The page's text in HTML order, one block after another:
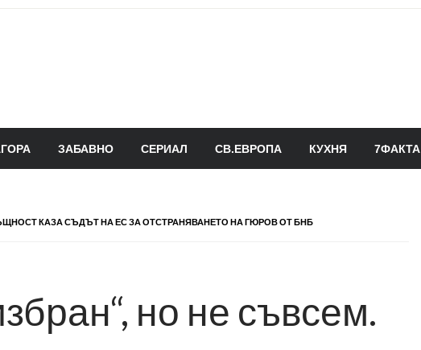
ЗАБАВНО СЕРИАЛ СВ.ЕВРОПА КУХНЯ 7ФАКТА
КАЗА СЪДЪТ НА ЕС ЗА ОТСТРАНЯВАНЕТО НА ГЮРОВ ОТ БНБ
но не съвсем.